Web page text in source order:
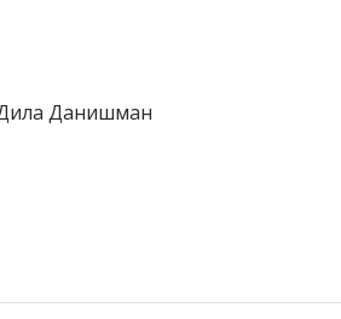
Данишман